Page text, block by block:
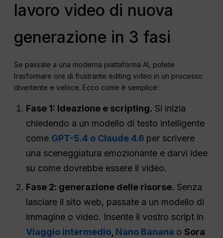
lavoro video di nuova
generazione in 3 fasi
Se passate a una moderna piattaforma AI, potete
trasformare ore di frustrante editing video in un processo
divertente e veloce. Ecco come è semplice:
Fase 1: Ideazione e scripting. Si inizia
chiedendo a un modello di testo intelligente
come GPT-5.4 o Claude 4.6 per scrivere
una sceneggiatura emozionante e darvi idee
su come dovrebbe essere il video.
Fase 2: generazione delle risorse. Senza
lasciare il sito web, passate a un modello di
immagine o video. Inserite il vostro script in
Viaggio intermedio Nano Banana oSora